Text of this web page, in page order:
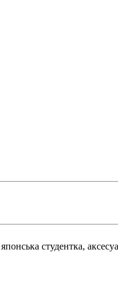
студентка,